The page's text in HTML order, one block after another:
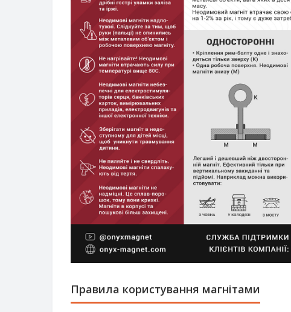
Правила користування магнітами